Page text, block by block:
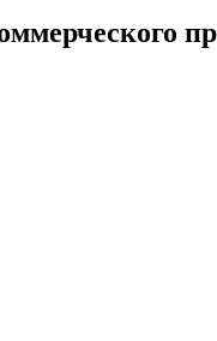
заявки, менеджер